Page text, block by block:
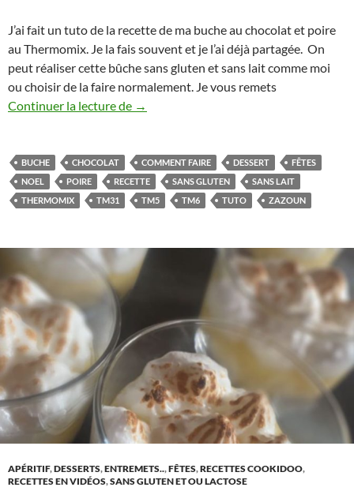
J’ai fait un tuto de la recette de ma buche au chocolat et poire
au Thermomix. Je la fais souvent et je l’ai déjà partagée. On
peut réaliser cette bûche sans gluten et sans lait comme moi
ou choisir de la faire normalement. Je vous remets
Continuer la lecture de Buche Chocolat poire au Thermomix
→
BUCHE CHOCOLAT COMMENT FAIRE DESSERT
FÊTES
NOEL
POIRE RECETTE SANS GLUTEN
SANS LAIT
THERMOMIX
TM31 TM5 TM6 TUTO ZAZOUN
APÉRITIF,DESSERTS,ENTREMETS..,FÊTES,RECETTES COOKIDOO,
RECETTES EN VIDÉOS,SANS GLUTEN ET OU LACTOSE